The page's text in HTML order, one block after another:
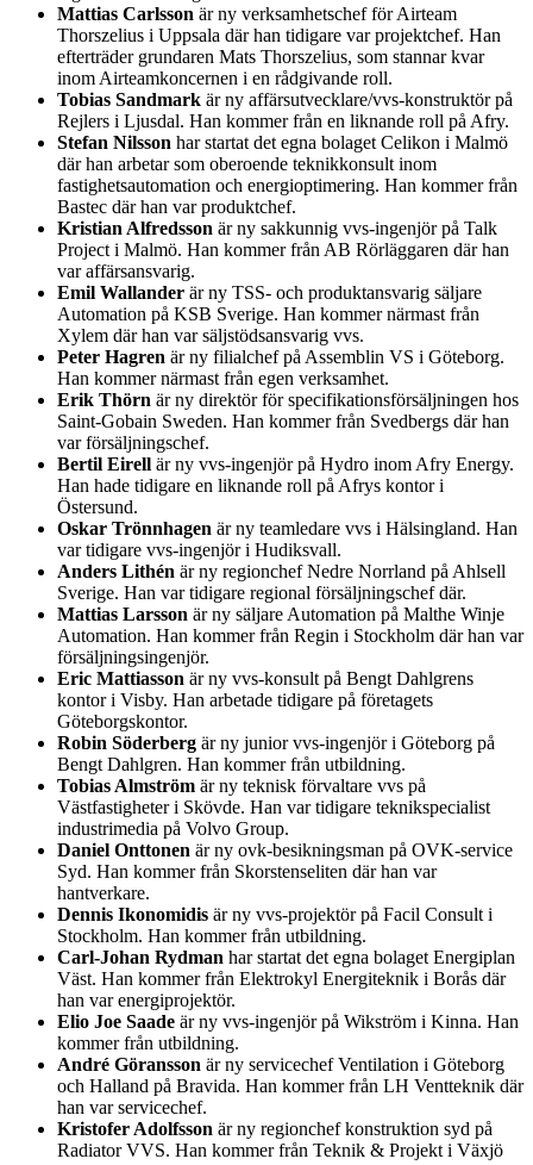
Mattias Carlsson är ny verksamhetschef för Airteam
Thorszelius i Uppsala där han tidigare var projektchef. Han
efterträder grundaren Mats Thorszelius, som stannar kvar
inom Airteamkoncernen i en rådgivande roll.
Tobias Sandmark är ny affärsutvecklare/vvs-konstruktör på
Rejlers i Ljusdal. Han kommer från en liknande roll på Afry.
Stefan Nilsson har startat det egna bolaget Celikon i Malmö
där han arbetar som oberoende teknikkonsult inom
fastighetsautomation och energioptimering. Han kommer från
Bastec där han var produktchef.
Kristian Alfredsson är ny sakkunnig vvs-ingenjör på Talk
Project i Malmö. Han kommer från AB Rörläggaren där han
var affärsansvarig.
Emil Wallander är ny TSS- och produktansvarig säljare
Automation på KSB Sverige. Han kommer närmast från
Xylem där han var säljstödsansvarig vvs.
Peter Hagren är ny filialchef på Assemblin VS i Göteborg.
Han kommer närmast från egen verksamhet.
Erik Thörn är ny direktör för specifikationsförsäljningen hos
Saint-Gobain Sweden. Han kommer från Svedbergs där han
var försäljningschef.
Bertil Eirell är ny vvs-ingenjör på Hydro inom Afry Energy.
Han hade tidigare en liknande roll på Afrys kontor i
Östersund.
Oskar Trönnhagen är ny teamledare vvs i Hälsingland. Han
var tidigare vvs-ingenjör i Hudiksvall.
Anders Lithén är ny regionchef Nedre Norrland på Ahlsell
Sverige. Han var tidigare regional försäljningschef där.
Mattias Larsson är ny säljare Automation på Malthe Winje
Automation. Han kommer från Regin i Stockholm där han var
försäljningsingenjör.
Eric Mattiasson är ny vvs-konsult på Bengt Dahlgrens
kontor i Visby. Han arbetade tidigare på företagets
Göteborgskontor.
Robin Söderberg är ny junior vvs-ingenjör i Göteborg på
Bengt Dahlgren. Han kommer från utbildning.
Tobias Almström är ny teknisk förvaltare vvs på
Västfastigheter i Skövde. Han var tidigare teknikspecialist
industrimedia på Volvo Group.
Daniel Onttonen är ny ovk-besikningsman på OVK-service
Syd. Han kommer från Skorstenseliten där han var
hantverkare.
Dennis Ikonomidis är ny vvs-projektör på Facil Consult i
Stockholm. Han kommer från utbildning.
Carl-Johan Rydman har startat det egna bolaget Energiplan
Väst. Han kommer från Elektrokyl Energiteknik i Borås där
han var energiprojektör.
Elio Joe Saade är ny vvs-ingenjör på Wikström i Kinna. Han
kommer från utbildning.
André Göransson är ny servicechef Ventilation i Göteborg
och Halland på Bravida. Han kommer från LH Ventteknik där
han var servicechef.
Kristofer Adolfsson är ny regionchef konstruktion syd på
Radiator VVS. Han kommer från Teknik & Projekt i Växjö